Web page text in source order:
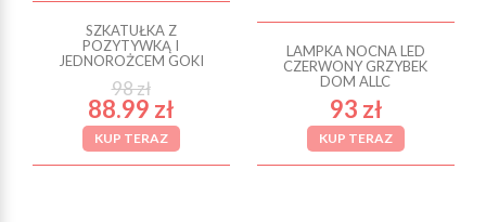
SZKATUŁKA Z
POZYTYWKĄ I
JEDNOROŻCEM GOKI
98 zł
88.99 zł
KUP TERAZ
LAMPKA NOCNA LED
CZERWONY GRZYBEK
DOM ALLC
93 zł
KUP TERAZ